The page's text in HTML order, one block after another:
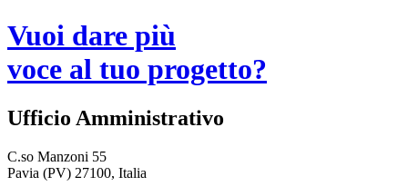
Vuoi dare più
voce al tuo progetto?
Ufficio Amministrativo
C.so Manzoni 55
Pavia (PV) 27100, Italia